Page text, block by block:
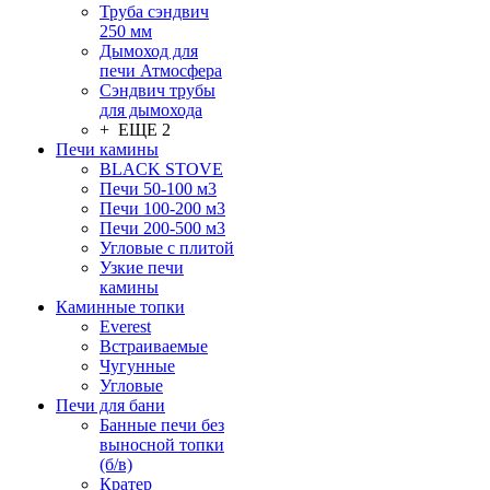
Труба сэндвич
250 мм
Дымоход для
печи Атмосфера
Сэндвич трубы
для дымохода
+ ЕЩЕ 2
Печи камины
BLACK STOVE
Печи 50-100 м3
Печи 100-200 м3
Печи 200-500 м3
Угловые с плитой
Узкие печи
камины
Каминные топки
Everest
Встраиваемые
Чугунные
Угловые
Печи для бани
Банные печи без
выносной топки
(б/в)
Кратер